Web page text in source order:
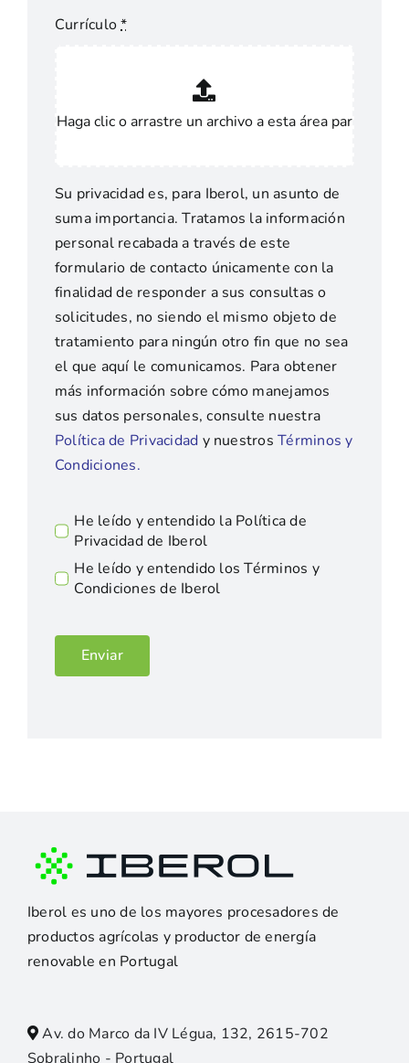
Currículo*
Su privacidad es, para Iberol, un asunto de
suma importancia. Tratamos la información
personal recabada a través de este
formulario de contacto únicamente con la
finalidad de responder a sus consultas o
solicitudes, no siendo el mismo objeto de
tratamiento para ningún otro fin que no sea
el que aquí le comunicamos. Para obtener
más información sobre cómo manejamos
sus datos personales, consulte nuestra
Política de Privacidad y nuestrosTérminos y
Condiciones.
He leído y entendido la Política de
Privacidad de Iberol
He leído y entendido los Términos y
Condiciones de Iberol
Enviar
Iberol es uno de los mayores procesadores de
productos agrícolas y productor de energía
renovable en Portugal
Av. do Marco da IV Légua, 132, 2615-702
Sobralinho - Portugal